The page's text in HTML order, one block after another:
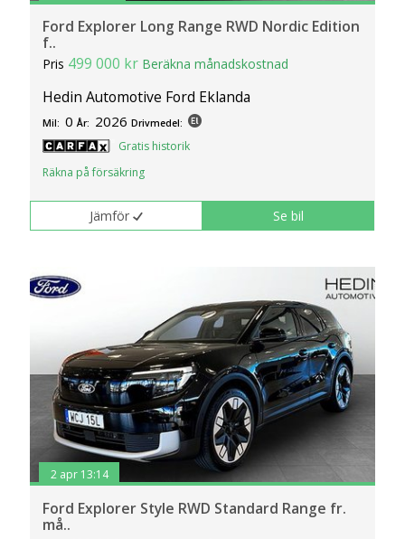
Ford Explorer Long Range RWD Nordic Edition
f..
Pris 499 000 kr Beräkna månadskostnad
Hedin Automotive Ford Eklanda
Mil: 0 År: 2026 Drivmedel:
Gratis historik
Räkna på försäkring
Jämför Se bil
2 apr 13:14
Ford Explorer Style RWD Standard Range fr.
må..